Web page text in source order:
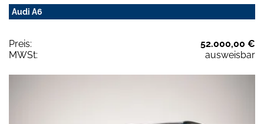
Audi A6
Preis:
52.000,00 €
MWSt:
ausweisbar